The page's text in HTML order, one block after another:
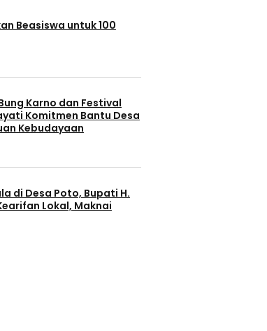
Beasiswa untuk 100
Karno dan Festival
Komitmen Bantu Desa
Kebudayaan
di Desa Poto, Bupati H.
Lokal, Maknai